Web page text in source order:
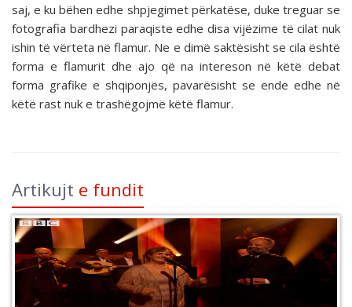
saj, e ku bëhen edhe shpjegimet përkatëse, duke treguar se
fotografia bardhezi paraqiste edhe disa vijëzime të cilat nuk
ishin të vërteta në flamur. Ne e dimë saktësisht se cila është
forma e flamurit dhe ajo që na intereson në këtë debat
forma grafike e shqiponjës, pavarësisht se ende edhe në
këtë rast nuk e trashëgojmë këtë flamur.
Artikujt e fundit